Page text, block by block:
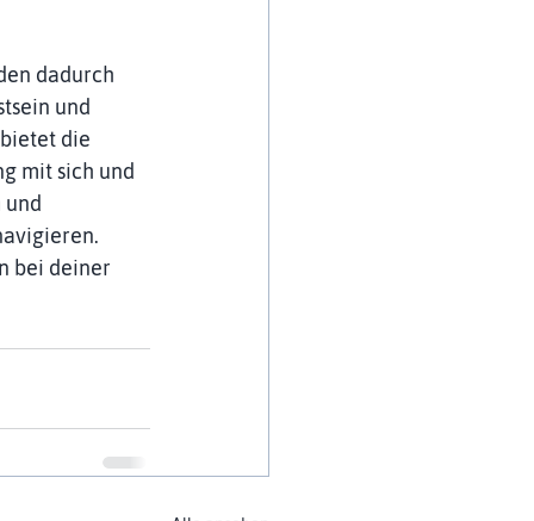
dadurch
und
die
mit sich und
und
bei deiner